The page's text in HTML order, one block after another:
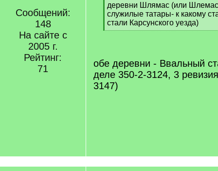
Сообщений:
148
На сайте с
2005 г.
Рейтинг:
71
[
q
]
деревни Шлямас (или
служилые татары- к какому
стали Карсунского уезда)
[
обе деревни - Ввальный
деле 350-2-3124, 3
3147)